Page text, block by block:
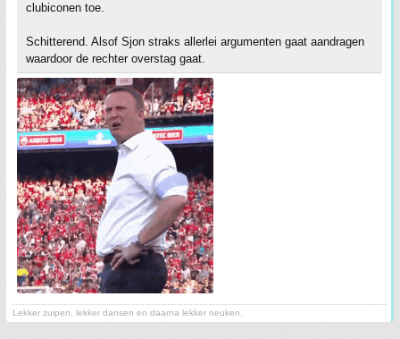
clubiconen toe.
Schitterend. Alsof Sjon straks allerlei argumenten gaat aandragen
waardoor de rechter overstag gaat.
Lekker zuipen, lekker dansen en daarna lekker neuken.